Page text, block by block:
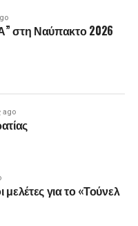
στη Ναύπακτο 2026
ago
μελέτες για το «Τούνελ